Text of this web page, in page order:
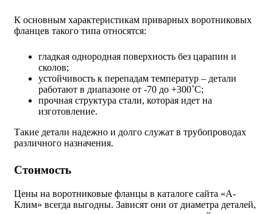
К основным характеристикам приварных воротниковых
фланцев такого типа относятся:
гладкая однородная поверхность без царапин и
сколов;
устойчивость к перепадам температур – детали
работают в диапазоне от -70 до +300˚С;
прочная структура стали, которая идет на
изготовление.
Такие детали надежно и долго служат в трубопроводах
различного назначения.
Стоимость
Цены на воротниковые фланцы в каталоге сайта «А-
Клим» всегда выгодны. Зависят они от диаметра деталей,